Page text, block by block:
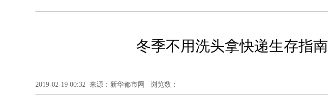
冬季不用洗头拿快递生存指南
2019-02-19 00:32 来源：新华都市网 浏览数：